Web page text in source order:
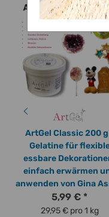
ArtGel Classic 200
Gelatine für
essbare
einfach erwärmen
anwenden von Gina
5,99 € *
29,95 € pro 1 kg